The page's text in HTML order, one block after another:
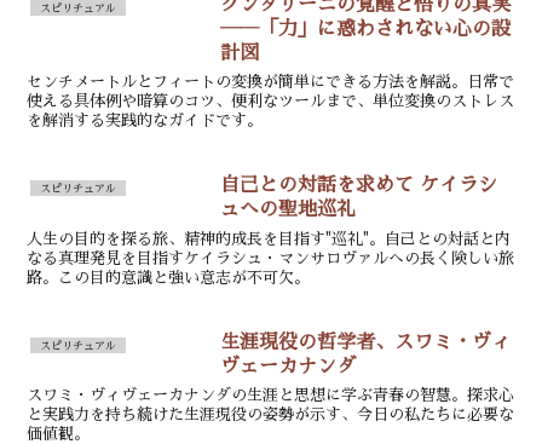
スピリチュアル
クンダリーニの覚醒と悟りの真実
――「力」に惑わされない心の設
計図
センチメートルとフィートの変換が簡単にできる方法を解説。日常で
使える具体例や暗算のコツ、便利なツールまで、単位変換のストレス
を解消する実践的なガイドです。
スピリチュアル
自己との対話を求めて ケイラシ
ュへの聖地巡礼
人生の目的を探る旅、精神的成長を目指す"巡礼"。自己との対話と内
なる真理発見を目指すケイラシュ・マンサロヴァルへの長く険しい旅
路。この目的意識と強い意志が不可欠。
スピリチュアル
生涯現役の哲学者、スワミ・ヴィ
ヴェーカナンダ
スワミ・ヴィヴェーカナンダの生涯と思想に学ぶ青春の智慧。探求心
と実践力を持ち続けた生涯現役の姿勢が示す、今日の私たちに必要な
価値観。